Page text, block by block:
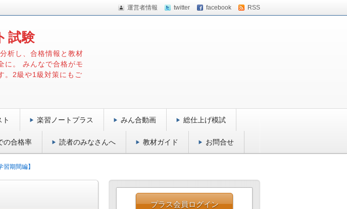
運営者情報 twitter facebook RSS
試験
析し、合格情報と教材
に。 みんなで合格がモ
。2級や1級対策にもご
楽習ノートプラス みん合動画 総仕上げ模試
の合格率 読者のみなさんへ 教材ガイド お問合せ
期間編】
プラス会員ログイン